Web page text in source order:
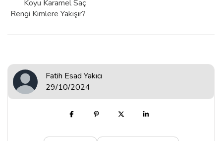
Koyu Karamel Saç
Rengi Kimlere Yakışır?
Fatih Esad Yakıcı
29/10/2024